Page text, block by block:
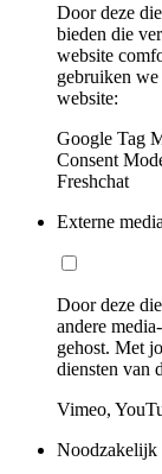
Door deze
bieden die
website
gebruiken
website:
Google Tag
Consent
Freshchat
Externe
Door deze
andere
gehost. Met
diensten van
Vimeo,
Noodzakelijk